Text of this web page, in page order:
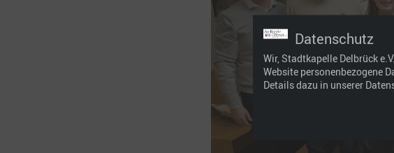
Datenschutz
Wir, Stadtkapelle Delbrück
Website personenbezogene
Details dazu in unserer